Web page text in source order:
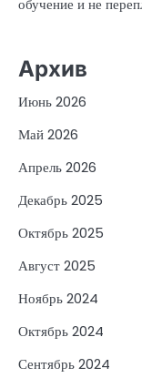
обучение и не
Архив
Июнь 2026
Май 2026
Апрель 2026
Декабрь 2025
Октябрь 2025
Август 2025
Ноябрь 2024
Октябрь 2024
Сентябрь 2024